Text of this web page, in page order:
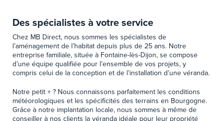
Des spécialistes à votre service
Chez MB Direct, nous sommes les spécialistes de
l’aménagement de l’habitat depuis plus de 25 ans. Notre
entreprise familiale, située à Fontaine-lès-Dijon, se compose
d’une équipe qualifiée pour l’ensemble de vos projets, y
compris celui de la conception et de l’installation d’une véranda.
Notre petit + ? Nous connaissons parfaitement les conditions
météorologiques et les spécificités des terrains en Bourgogne.
Grâce à notre implantation locale, nous sommes à même de
conseiller à nos clients la véranda idéale pour leur propriété